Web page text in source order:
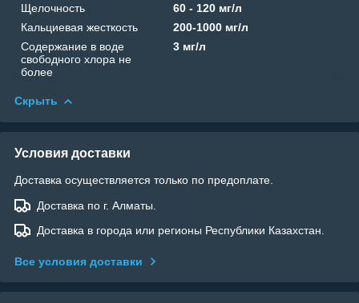
Щелочность
60 - 120 мг/л
Кальциевая жесткость
200-1000 мг/л
Содержание в воде
свободного хлора не
более
3 мг/л
Скрыть
Условия доставки
Доставка осуществляется только по предоплате.
Доставка по г. Алматы.
Доставка в города или регионы Республики Казахстан.
Все условия доставки